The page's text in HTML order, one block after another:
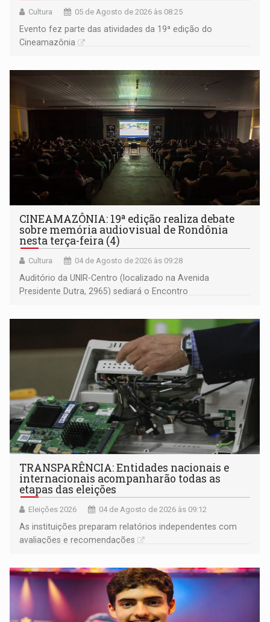
Cultura 05 de Agosto de 2026 às 08:25
Evento fez parte das atividades da 19ª edição do
Cineamazônia
CINEAMAZÔNIA: 19ª edição realiza debate
sobre memória audiovisual de Rondônia
nesta terça-feira (4)
Cultura 04 de Agosto de 2026 às 09:28
Auditório da UNIR-Centro (localizado na Avenida
Presidente Dutra, 2965) sediará o Encontro
TRANSPARÊNCIA: Entidades nacionais e
internacionais acompanharão todas as
etapas das eleições
Eleições 2026 04 de Agosto de 2026 às 09:12
As instituições preparam relatórios independentes com
avaliações e recomendações